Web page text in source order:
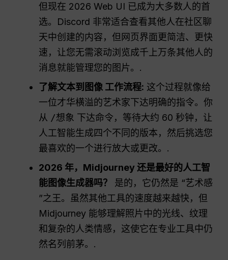
但现在 2026 Web UI 已成为大多数人的首
选。Discord 非常适合查看其他人在社区聊
天中创建的内容，但网页界面更简洁、更快
速，让您无需滚动浏览成千上万条其他人的
消息就能管理您的图片。.
了解文本到图像 工作流程: 这个过程就像给
一位才华横溢的艺术家下达明确的指令。你
从 /想象 下达命令，等待大约 60 秒钟，让
人工智能生成四个不同的版本，然后挑选您
最喜欢的一个进行放大或更改。.
2026 年，Midjourney 还是最好的人工智
能图像生成器吗？
是的，它仍然是 “艺术感
”之王。虽然其他工具的速度越来越快，但
Midjourney 能够理解照片中的光线、纹理
和复杂的人类情感，这使它在专业工具中仍
然名列前茅。.